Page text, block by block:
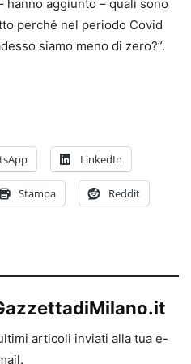
hanno aggiunto – quali sono
perché nel periodo Covid
siamo meno di zero?”.
LinkedIn
Stampa Reddit
articoli inviati alla tua e-